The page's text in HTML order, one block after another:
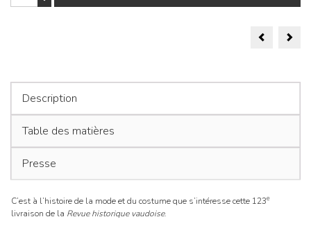
Revue
Description
Table des matières
Presse
C’est à l’histoire de la mode et du costume que s’intéresse cette 123e
livraison de la Revue historique vaudoise.